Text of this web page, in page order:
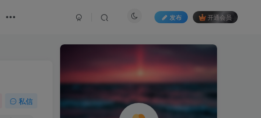
发布 开通会员
私信